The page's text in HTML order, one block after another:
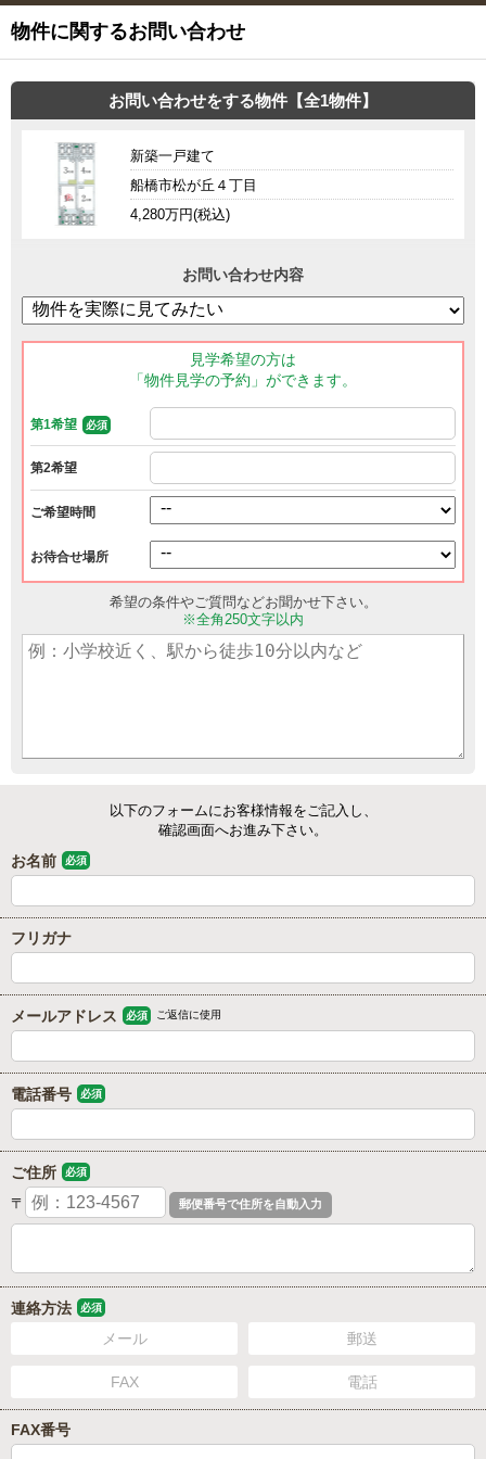
物件に関するお問い合わせ
お問い合わせをする物件【全1物件】
新築一戸建て
船橋市松が丘４丁目
4,280万円(税込)
お問い合わせ内容
見学希望の方は
「物件見学の予約」ができます。
第1希望 必須
第2希望
ご希望時間
お待合せ場所
希望の条件やご質問などお聞かせ下さい。
※全角250文字以内
以下のフォームにお客様情報をご記入し、
確認画面へお進み下さい。
お名前 必須
フリガナ
メールアドレス 必須 ご返信に使用
電話番号 必須
ご住所 必須
〒
連絡方法 必須
メール 郵送
FAX 電話
FAX番号